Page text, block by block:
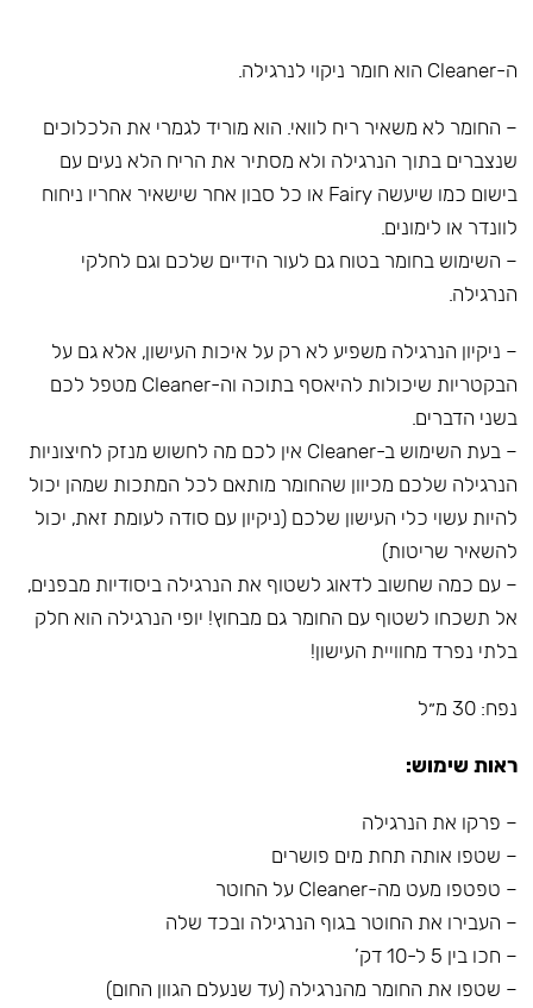
ה-Cleaner הוא חומר ניקוי לנרגילה.
– החומר לא משאיר ריח לוואי. הוא מוריד לגמרי את הלכלוכים
שנצברים בתוך הנרגילה ולא מסתיר את הריח הלא נעים עם
בישום כמו שיעשה Fairy או כל סבון אחר שישאיר אחריו ניחוח
לוונדר או לימונים.
– השימוש בחומר בטוח גם לעור הידיים שלכם וגם לחלקי
הנרגילה.
– ניקיון הנרגילה משפיע לא רק על איכות העישון, אלא גם על
הבקטריות שיכולות להיאסף בתוכה וה-Cleaner מטפל לכם
בשני הדברים.
– בעת השימוש ב-Cleaner אין לכם מה לחשוש מנזק לחיצוניות
הנרגילה שלכם מכיוון שהחומר מותאם לכל המתכות שמהן יכול
להיות עשוי כלי העישון שלכם (ניקיון עם סודה לעומת זאת, יכול
להשאיר שריטות)
– עם כמה שחשוב לדאוג לשטוף את הנרגילה ביסודיות מבפנים,
אל תשכחו לשטוף עם החומר גם מבחוץ! יופי הנרגילה הוא חלק
בלתי נפרד מחוויית העישון!
נפח: 30 מ״ל
ראות שימוש:
– פרקו את הנרגילה
– שטפו אותה תחת מים פושרים
– טפטפו מעט מה-Cleaner על החוטר
– העבירו את החוטר בגוף הנרגילה ובכד שלה
– חכו בין 5 ל-10 דק’
– שטפו את החומר מהנרגילה (עד שנעלם הגוון החום)